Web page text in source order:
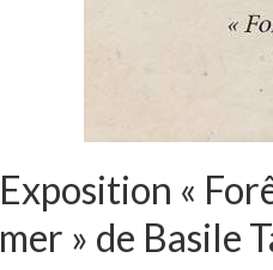
Exposition «
mer » de Basile